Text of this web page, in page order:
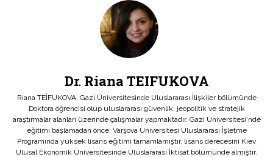
Dr. Riana TEIFUKOVA
Riana TEİFUKOVA, Gazi Üniversitesinde Uluslararası İlişkiler bölümünde
Doktora öğrencisi olup uluslararası güvenlik, jeopolitik ve stratejik
araştırmalar alanları üzerinde çalışmalar yapmaktadır. Gazi Üniversitesi'nde
eğitimi başlamadan önce, Varşova Üniversitesi Uluslararası İşletme
Programında yüksek lisans eğitimi tamamlamıştır, lisans derecesini Kiev
Ulusal Ekonomik Üniversitesinde Uluslararası İktisat bölümünde almıştır.